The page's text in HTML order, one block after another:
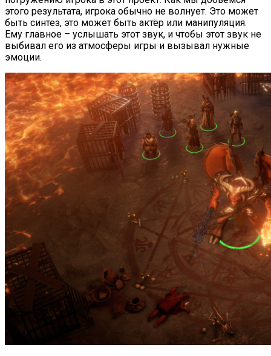
этого результата, игрока обычно не волнует. Это может
быть синтез, это может быть актёр или манипуляция.
Ему главное – услышать этот звук, и чтобы этот звук не
выбивал его из атмосферы игры и вызывал нужные
эмоции.